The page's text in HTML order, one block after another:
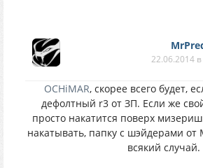
22.06.2014
OCHiMAR, скорее всего будет,
дефолтный r3 от ЗП. Если же
просто накатится поверх
накатывать, папку с шэйдерами от
всякий случай.